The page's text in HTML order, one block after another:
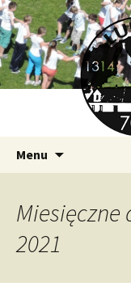
Lubsza.org
700 Lat Lubszy
Menu
Miesięczne
2021